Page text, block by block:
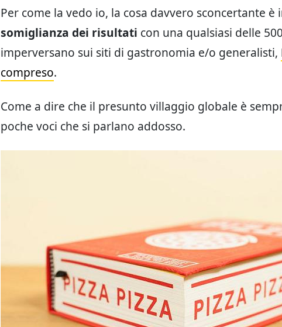
Per come la vedo io, la cosa davvero sconcertante è
somiglianza dei risultati con una qualsiasi delle
imperversano sui siti di gastronomia e/o generalisti,
compreso.
Come a dire che il presunto villaggio globale è
poche voci che si parlano addosso.